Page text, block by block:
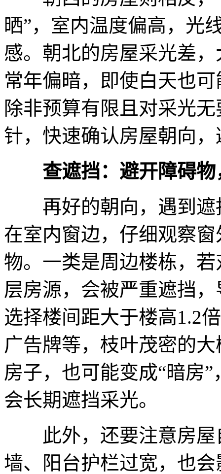
晒”，室内温度偏高，光
感。朝北的房屋采光差
常年偏暗，即使白天也
除非预算有限且对采光
针，快速确认房屋朝向
查遮挡：避开障碍
再好的朝向，遇到遮
在室内窗边，仔细观察
物。一类是周边楼栋，
层房源，会被严重遮挡
选择楼间距大于楼高1.2
广告牌等，枝叶茂密的
房子，也可能变成“暗房
会长期遮挡采光。
此外，还要注意房屋
墙、阳台护栏过宽，也